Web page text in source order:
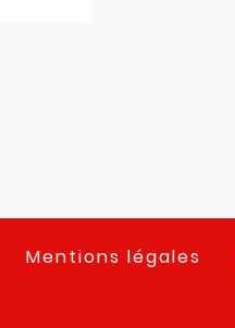
Mentions légales